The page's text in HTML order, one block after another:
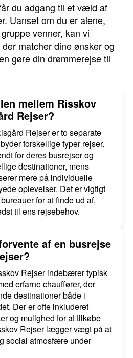
du adgang til et væld af
Uanset om du er alene,
venner, kan vi
matcher dine ønsker og
gøre din drømmerejse til
mellem Risskov
Rejser?
Rejser er to separate
forskellige typer rejser.
for deres busrejser og
destinationer, mens
mere på individuelle
oplevelser. Det er vigtigt
for at finde ud af,
til ens rejsebehov.
af en busrejse
Rejser indebærer typisk
erfarne chauffører, der
destinationer både i
Der er ofte inkluderet
og mulighed for at tilkøbe
Rejser lægger vægt på at
social atmosfære under